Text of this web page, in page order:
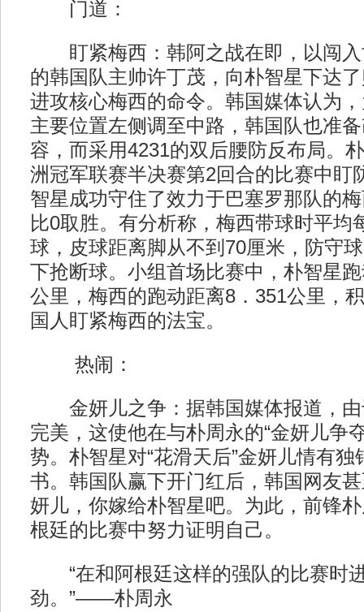
门道：
盯紧梅西：韩阿之战在即，以闯入
的韩国队主帅许丁茂，向朴智星下达
进攻核心梅西的命令。韩国媒体认为
主要位置左侧调至中路，韩国队也准
容，而采用4231的双后腰防反布局。
洲冠军联赛半决赛第2回合的比赛中盯
智星成功守住了效力于巴塞罗那队的
比0取胜。有分析称，梅西带球时平均
球，皮球距离脚从不到70厘米，防守
下抢断球。小组首场比赛中，朴智星
公里，梅西的跑动距离8．351公里，
国人盯紧梅西的法宝。
热闹：
金妍儿之争：据韩国媒体报道，由
完美，这使他在与朴周永的“金妍儿争
势。朴智星对“花滑天后”金妍儿情有
书。韩国队赢下开门红后，韩国网友
妍儿，你嫁给朴智星吧。为此，前锋
根廷的比赛中努力证明自己。
“在和阿根廷这样的强队的比赛时
劲。”——朴周永